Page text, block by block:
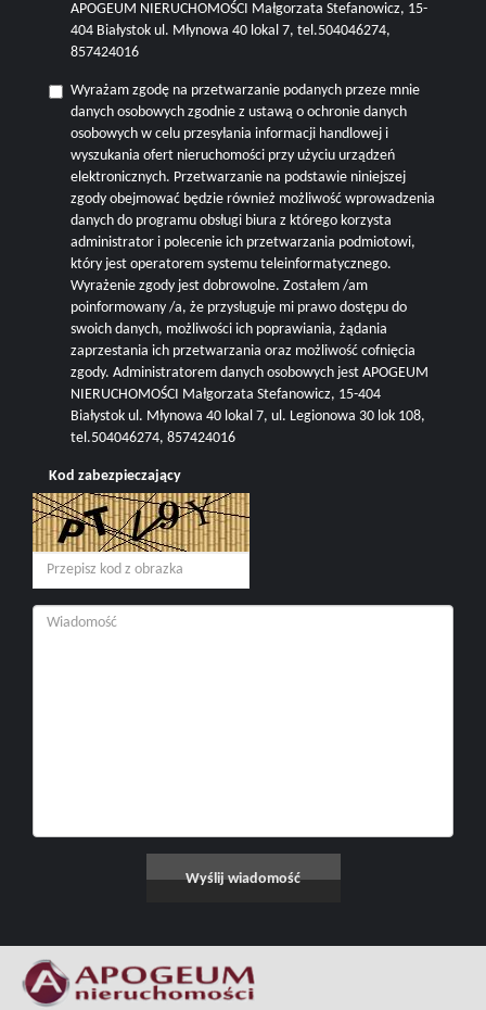
APOGEUM NIERUCHOMOŚCI Małgorzata Stefanowicz, 15-
404 Białystok ul. Młynowa 40 lokal 7, tel.504046274,
857424016
Wyrażam zgodę na przetwarzanie podanych przeze mnie
danych osobowych zgodnie z ustawą o ochronie danych
osobowych w celu przesyłania informacji handlowej i
wyszukania ofert nieruchomości przy użyciu urządzeń
elektronicznych. Przetwarzanie na podstawie niniejszej
zgody obejmować będzie również możliwość wprowadzenia
danych do programu obsługi biura z którego korzysta
administrator i polecenie ich przetwarzania podmiotowi,
który jest operatorem systemu teleinformatycznego.
Wyrażenie zgody jest dobrowolne. Zostałem /am
poinformowany /a, że przysługuje mi prawo dostępu do
swoich danych, możliwości ich poprawiania, żądania
zaprzestania ich przetwarzania oraz możliwość cofnięcia
zgody. Administratorem danych osobowych jest APOGEUM
NIERUCHOMOŚCI Małgorzata Stefanowicz, 15-404
Białystok ul. Młynowa 40 lokal 7, ul. Legionowa 30 lok 108,
tel.504046274, 857424016
Kod zabezpieczający